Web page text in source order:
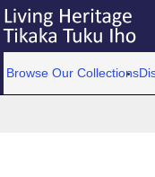
Browse Our Collections